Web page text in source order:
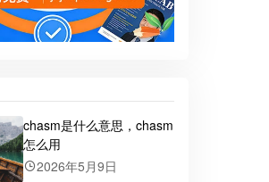
chasm是什么意思，chasm
怎么用
2026年5月9日